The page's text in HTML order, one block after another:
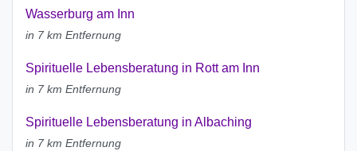
Wasserburg am Inn
in 7 km Entfernung
Spirituelle Lebensberatung in Rott am Inn
in 7 km Entfernung
Spirituelle Lebensberatung in Albaching
in 7 km Entfernung